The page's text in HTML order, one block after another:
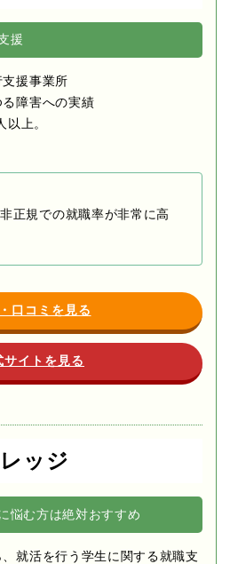
援
支援事業所
る障害への実績
以上。
正規での就職率が非常に高
口コミを見る
サイトを見る
ッジ
悩む方は絶対おすすめ
、就活を行う学生に関する就職支